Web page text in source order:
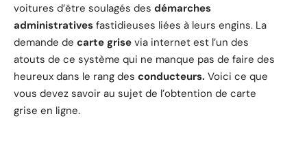
voitures d’être soulagés des démarches
administratives fastidieuses liées à leurs engins. La
demande de carte grise via internet est l’un des
atouts de ce système qui ne manque pas de faire des
heureux dans le rang des conducteurs. Voici ce que
vous devez savoir au sujet de l’obtention de carte
grise en ligne.